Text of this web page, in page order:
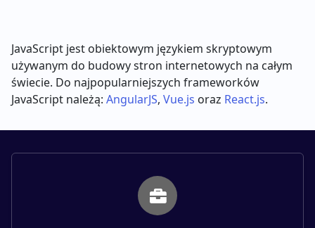
JavaScript jest obiektowym językiem skryptowym
używanym do budowy stron internetowych na całym
świecie. Do najpopularniejszych frameworków
JavaScript należą: AngularJS, Vue.js oraz React.js.